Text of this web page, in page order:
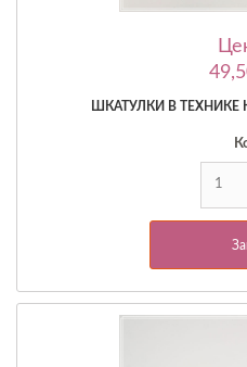
ШКАТУЛКИ В ТЕХНИКЕ